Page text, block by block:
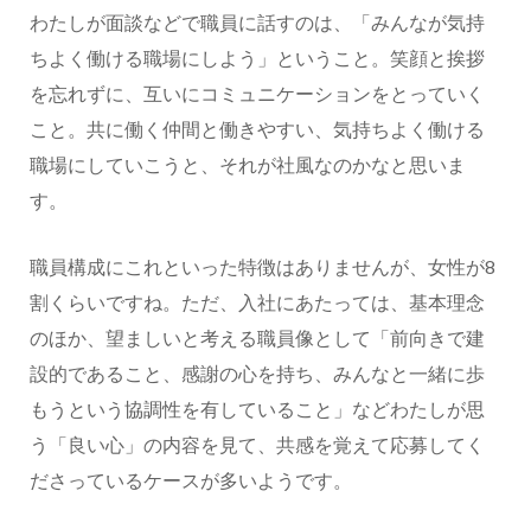
わたしが面談などで職員に話すのは、「みんなが気持
ちよく働ける職場にしよう」ということ。笑顔と挨拶
を忘れずに、互いにコミュニケーションをとっていく
こと。共に働く仲間と働きやすい、気持ちよく働ける
職場にしていこうと、それが社風なのかなと思いま
す。
職員構成にこれといった特徴はありませんが、女性が8
割くらいですね。ただ、入社にあたっては、基本理念
のほか、望ましいと考える職員像として「前向きで建
設的であること、感謝の心を持ち、みんなと一緒に歩
もうという協調性を有していること」などわたしが思
う「良い心」の内容を見て、共感を覚えて応募してく
ださっているケースが多いようです。